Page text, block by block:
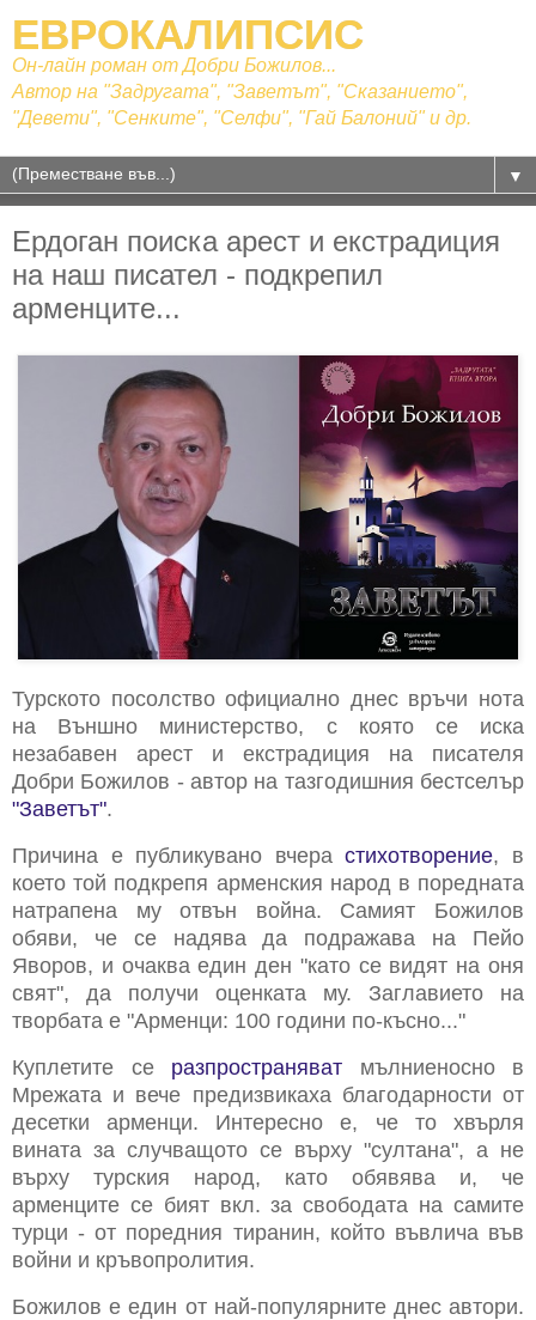
ЕВРОКАЛИПСИС
Он-лайн роман от Добри Божилов...
Автор на "Задругата", "Заветът", "Сказанието",
"Девети", "Сенките", "Селфи", "Гай Балоний" и др.
▼
Ердоган поиска арест и екстрадиция
на наш писател - подкрепил
арменците...
Турското посолство официално днес връчи нота
на Външно министерство, с която се иска
незабавен арест и екстрадиция на писателя
Добри Божилов - автор на тазгодишния бестселър
"Заветът".
Причина е публикувано вчерастихотворение, в
което той подкрепя арменския народ в поредната
натрапена му отвън война. Самият Божилов
обяви, че се надява да подражава на Пейо
Яворов, и очаква един ден "като се видят на оня
свят", да получи оценката му. Заглавието на
творбата е "Арменци: 100 години по-късно..."
Куплетите се разпространяват мълниеносно в
Мрежата и вече предизвикаха благодарности от
десетки арменци. Интересно е, че то хвърля
вината за случващото се върху "султана", а не
върху турския народ, като обявява и, че
арменците се бият вкл. за свободата на самите
турци - от поредния тиранин, който въвлича във
войни и кръвопролития.
Божилов е един от най-популярните днес автори.